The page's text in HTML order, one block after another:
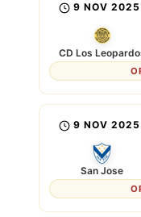
9 NOV 2025
CD Los
9 NOV 2025
San Jose